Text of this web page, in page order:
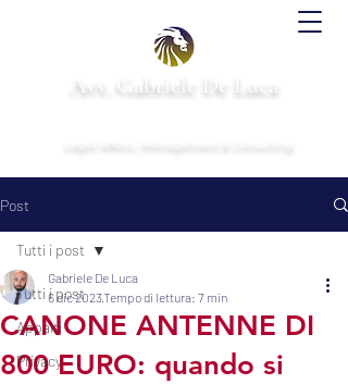
Avv. Gabriele De Luca
Legal Affairs, Management & Consulting
Post
Tutti i post
Appalti
Privacy
Tutti i post
CANONE ANTENNE DI
800 EURO: quando si
Gabriele De Luca
6 dic 2023Tempo di lettura: 7 min